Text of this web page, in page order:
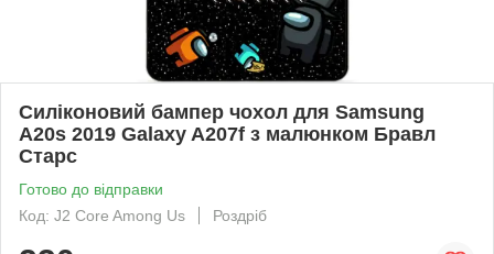
Силіконовий бампер чохол для Samsung
A20s 2019 Galaxy A207f з малюнком Бравл
Старс
Готово до відправки
Код: J2 Core Among Us
Роздріб